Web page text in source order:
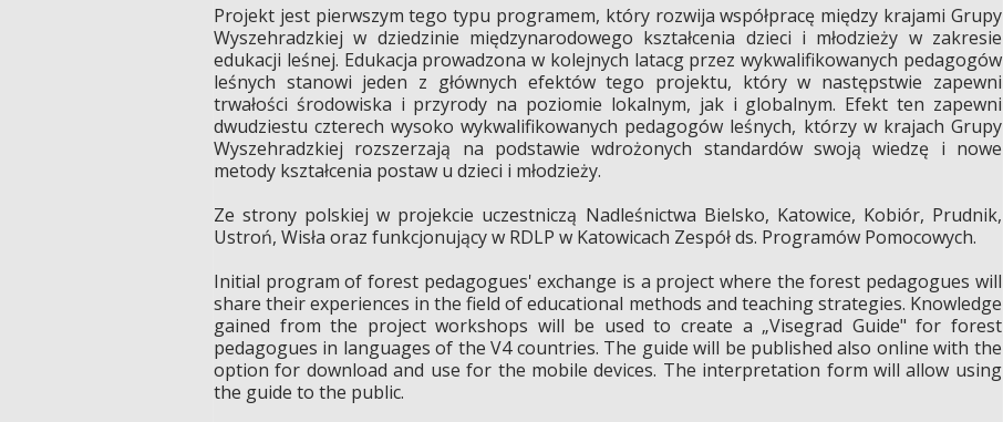
Projekt jest pierwszym tego typu programem, który rozwija współpracę między krajami Grupy
Wyszehradzkiej w dziedzinie międzynarodowego kształcenia dzieci i młodzieży w zakresie
edukacji leśnej. Edukacja prowadzona w kolejnych latacg przez wykwalifikowanych pedagogów
leśnych stanowi jeden z głównych efektów tego projektu, który w następstwie zapewni
trwałości środowiska i przyrody na poziomie lokalnym, jak i globalnym. Efekt ten zapewni
dwudziestu czterech wysoko wykwalifikowanych pedagogów leśnych, którzy w krajach Grupy
Wyszehradzkiej rozszerzają na podstawie wdrożonych standardów swoją wiedzę i nowe
metody kształcenia postaw u dzieci i młodzieży.
Ze strony polskiej w projekcie uczestniczą Nadleśnictwa Bielsko, Katowice, Kobiór, Prudnik,
Ustroń, Wisła oraz funkcjonujący w RDLP w Katowicach Zespółds. Programów Pomocowych.
Initial program of forest pedagogues' exchange is a project where the forest pedagogues will
share their experiences in the field of educational methods and teaching strategies. Knowledge
gained from the project workshops will be used to create a „Visegrad Guide" for forest
pedagogues in languages of the V4 countries. The guide will be published also online with the
option for download and use for the mobile devices. The interpretation form will allow using
the guide to the public.